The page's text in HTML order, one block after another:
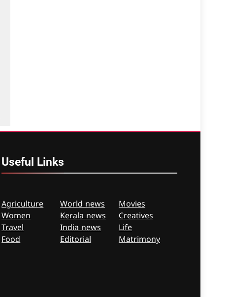
Useful Links
Agriculture
Women
Travel
Food
World news
Kerala news
India news
Editorial
Movies
Creatives
Life
Matrimony